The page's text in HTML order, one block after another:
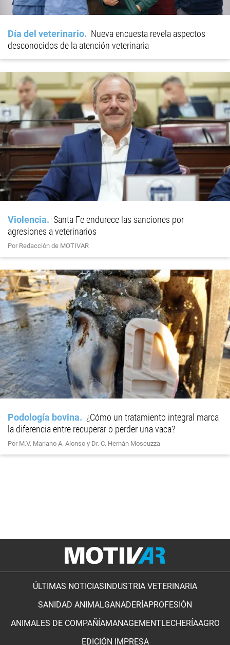
Día del veterinario
Nueva encuesta revela aspectos
desconocidos de la atención veterinaria
Violencia
Santa Fe endurece las sanciones por
agresiones a veterinarios
Por Redacción de MOTIVAR
Podología bovina
¿Cómo un tratamiento integral marca
la diferencia entre recuperar o perder una vaca?
Por M.V. Mariano A. Alonso y Dr. C. Hernán Moscuzza
ÚLTIMAS NOTICIAS INDUSTRIA VETERINARIA
SANIDAD ANIMALGANADERÍAPROFESIÓN
ANIMALES DE COMPAÑÍAMANAGEMENTLECHERÍAAGRO
EDICIÓN IMPRESA